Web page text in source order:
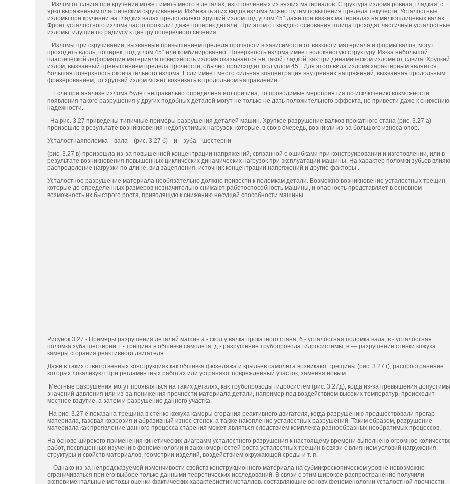
Излом от сдвига при кручении может иметь место в деталях, изготовленных из вязких материалов. Структура излома ровная, гладкая, с
ярко выраженным пластическим скручиванием. Избежать этих видов излома можно путем повышения предела текучести. Усталостные
изломы при кручении на гладких валах представляют хрупкий излом под углом 45° даже при вязких материалах на мелкошлицевых валах.
Фронт усталостного излома часто проходит даже поперек детали. При этом от каждого основания шлица проходят частичные
изломы, идущие по радиусу к центру поперечного сечения.
Изломы при скручивании, вызванные превышением предела прочности в зависимости от вязкости материала и формы валов, могут
проходить вдоль, поперек, под углом 45° или комбинированно. Поверхность излома имеет волокнистую структуру. Из-за небольшой
пластической деформации материала поверхность излома оказывается не такой гладкой, как при динамическом изломе от сдвига. Хрупкий
излом, вызванный превышением предела прочности, обычно происходит под углом 45°. Для этого вида излома характерным является
большая поверхность окончательного излома. Если имеет место сильная концентрация внутренних напряжений, вызванная продольным
фрезерованием, то хрупкий излом может возникать в продольном направлении.
Если при анализе излома будет неправильно определена его причина, то проводимые мероприятия по исключению возможности
появления такого разрушения у других подобных деталей могут не только не дать положительного эффекта, но привести даже к снижению
надежности.
На рис. 3.27 приведены типичные примеры разрушения деталей машин. Хрупкое разрушение валков прокатного стана (рис. 3.27 а)
произошло в результате возникновения недопустимых нагрузок, которые, в свою очередь, возникли из-за большого износа опор.
Усталостнаяполомка вала (рис. 3.27 б) и зуба шестерни
(рис. 3.27 в) произошла из-за повышенной концентрации напряжений, связанной с ошибками при конструировании и изготовлении, или в
результате возникновения повышенных циклических динамических нагрузок при эксплуатации машины. На характер поломки зубьев
распределение нагрузки по длине, вид зацепления, источник концентрации напряжений и другие факторы .
Усталостное разрушение материала необязательно должно привести к поломкам детали. Возможно возникновение усталостных трещин,
которые до определенных размеров незначительно снижают работоспособность машины, и опасность представляет в основном
возможность их быстрого роста, приводящую к снижению несущей способности машины.
Рисунок 3.27 - Примеры разрушения деталей машин:а - скол у валка прокатного стана; б - усталостная поломка вала, в - усталостная
поломка зуба шестерни; г - трещина в обшивке самолета; д - разрушение трубопровода гидросистемы; е — разрушение стенки кожуха
камеры сгорания реактивного двигателя
Даже в таких ответственных конструкциях как обшивка фюзеляжа и крыльев самолета возникают трещины (рис. 3.27 г), распространение
которых локализуют при регламентных работах или устраняют поврежденный участок, заменяя новым.
Местные разрушения могут проявляться на таких деталях, как трубопроводы гидросистем (рис. 3.27д), когда из-за превышения
значений давления или из-за понижения прочности материала детали, например под воздействием высоких температур, происходит
местное вздутие, а затем и разрушение данного участка.
На рис. 3.27 е показана трещина в стенке кожуха камеры сгорания реактивного двигателя, когда разрушению предшествовали прогар
материала, газовая коррозия и абразивный износ стенок, а также накопление усталостных разрушений. Таким образом, разрушение
материала как проявление данного процесса старения может являться следствием комплекса разнообразных необратимых процессов.
На основе широкого применения кинетических диаграмм усталостного разрушения к настоящему времени выполнено огромное
работ, посвященных изучению феномено­логии и закономерностей роста усталостных трещин в связи с влиянием условий нагружения,
структуры и свойств материалов, геометрии изделий, воздействием окружающей среды и т. п.
Однако из-за непредсказуемой изменчивости свойств конструкционного материала на субмикроскопическом уровне невозможно
ограничиваться при его выборе только данными теоретических исследований. В связи с этим широкое распространение получили
экспериментальные методы оценки фактических характеристик металлов, составляющие основу феноменологии усталостной прочности.